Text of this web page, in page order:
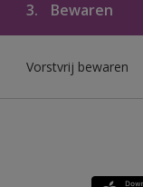
3. Bewaren
Vorstvrij bewaren